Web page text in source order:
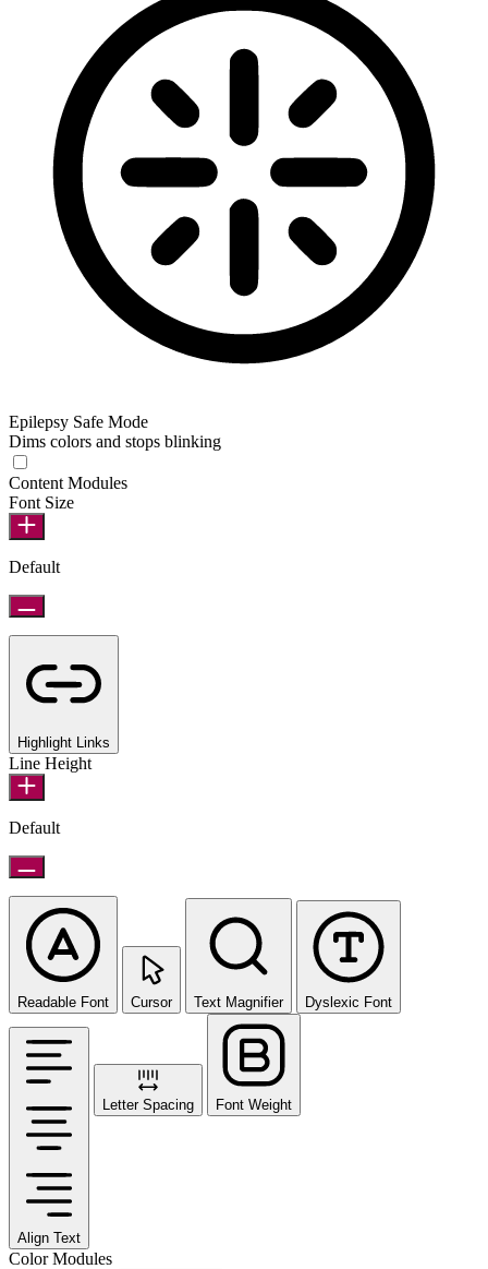
Epilepsy Safe Mode
Dims colors and stops blinking
Content Modules
Font Size
Default
Highlight Links
Line Height
Default
Readable Font Cursor Text Magnifier Dyslexic Font
Align Text
Letter Spacing Font Weight
Color Modules